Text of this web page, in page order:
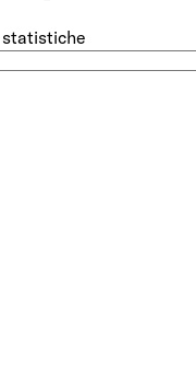
statistiche